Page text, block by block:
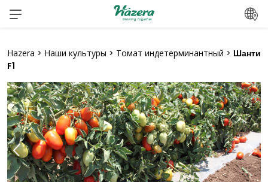
Перейти
Hazera > Наши культуры > Томат индетерминантный > Шанти
F1